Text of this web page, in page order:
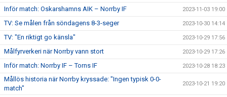
Inför match: Oskarshamns AIK – Norrby IF 2023-11-03 19:00
TV: Se målen från söndagens 8-3-seger 2023-10-30 14:14
TV: "En riktigt go känsla" 2023-10-29 17:56
Målfyrverkeri när Norrby vann stort 2023-10-29 17:26
Inför match: Norrby IF – Torns IF 2023-10-28 18:23
Mållös historia när Norrby kryssade: "Ingen typisk 0-0-
match"
2023-10-21 19:20